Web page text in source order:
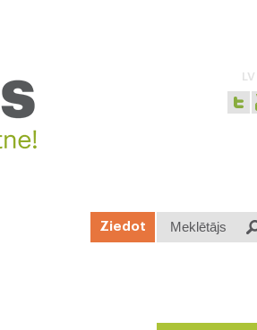
LV
Ziedot Meklētājs